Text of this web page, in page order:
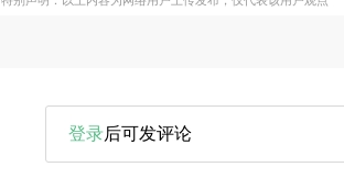
登录后可发评论